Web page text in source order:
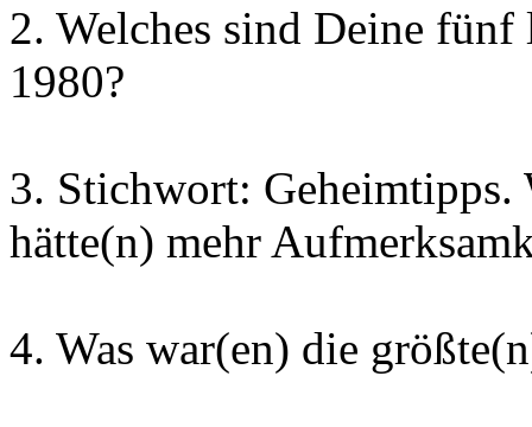
2. Welches sind Deine fünf
1980?
3. Stichwort: Geheimtipps.
hätte(n) mehr
4. Was war(en) die